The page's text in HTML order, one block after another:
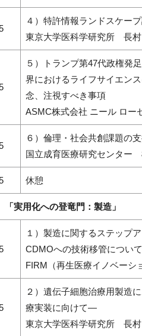
４）特許情報ランドスケー
東京大学医科学研究所 長
５）トランプ第47代政権発
界におけるライフサイエン
念、注視すべき事項
ASMC株式会社 ニール ロー
６）倫理・社会共創課題の
国立成育医療研究センター
休憩
実用化への登竜門：製造」
１）製造に関するステップ
CDMOへの技術移管について
FIRM（再生医療イノベー
２）遺伝子細胞治療用製造
療実装に向けて―
東京大学医科学研究所 長